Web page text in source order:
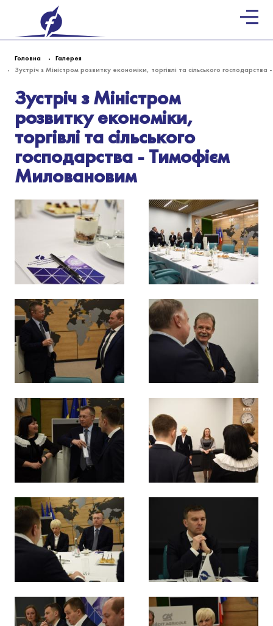
Головна
Галерея
Зустріч з Міністром розвитку економіки, торгівлі та сільського
Зустріч з Міністром
розвитку економіки,
торгівлі та сільського
господарства - Тимофієм
Миловановим